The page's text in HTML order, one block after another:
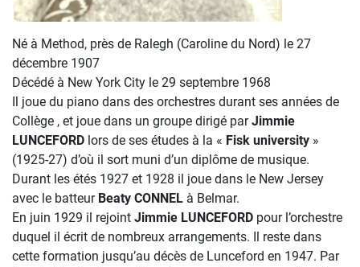
Né à Method, près de Ralegh (Caroline du Nord) le 27
décembre 1907
Décédé à New York City le 29 septembre 1968
Il joue du piano dans des orchestres durant ses années de
Collège , et joue dans un groupe dirigé parJimmie
LUNCEFORD lors de ses études à la « Fisk university »
(1925-27) d’où il sort muni d’un diplôme de musique.
Durant les étés 1927 et 1928 il joue dans le New Jersey
avec le batteur Beaty CONNEL à Belmar.
En juin 1929 il rejoint Jimmie LUNCEFORD pour l’orchestre
duquel il écrit de nombreux arrangements. Il reste dans
cette formation jusqu’au décès de Lunceford en 1947. Par